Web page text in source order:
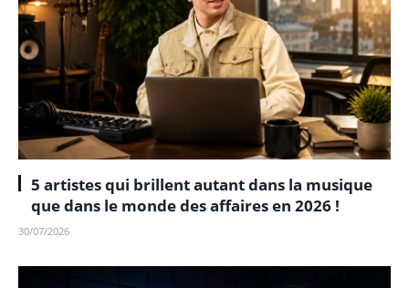
5 artistes qui brillent autant dans la musique
que dans le monde des affaires en 2026 !
30/07/2026